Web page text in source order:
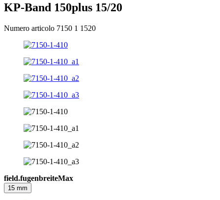
KP-Band 150plus 15/20
Numero articolo 7150 1 1520
field.fugenbreiteMax
15 mm